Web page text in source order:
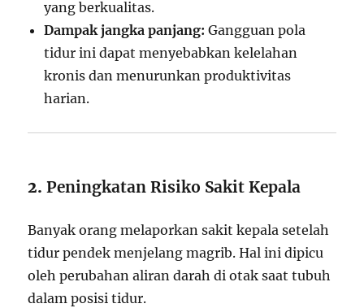
yang berkualitas.
Dampak jangka panjang: Gangguan pola
tidur ini dapat menyebabkan kelelahan
kronis dan menurunkan produktivitas
harian.
2.Peningkatan Risiko Sakit Kepala
Banyak orang melaporkan sakit kepala setelah
tidur pendek menjelang magrib. Hal ini dipicu
oleh perubahan aliran darah di otak saat tubuh
dalam posisi tidur.